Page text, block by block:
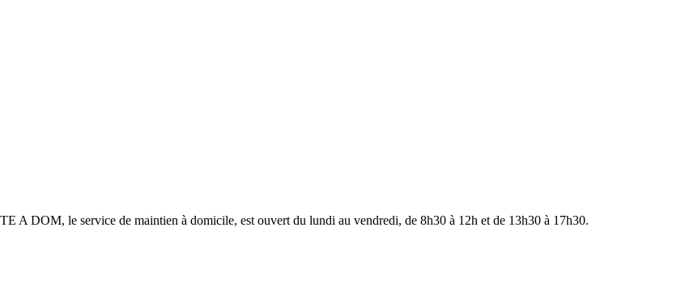
A DOM, le service de maintien à domicile, est ouvert du lundi au vendredi, de 8h30 à 12h et de 13h30 à 17h30.